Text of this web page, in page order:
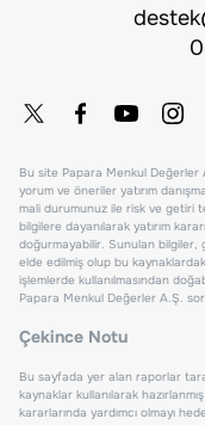
Bu site Papara Menkul Değerler
yorum ve öneriler yatırım
mali durumunuz ile risk ve getiri
bilgilere dayanılarak yatırım
doğurmayabilir. Sunulan bilgiler,
elde edilmiş olup bu
işlemlerde kullanılmasından
Papara Menkul Değerler A.Ş.
Çekince Notu
Bu sayfada yer alan raporlar
kaynaklar kullanılarak
kararlarında yardımcı olmayı